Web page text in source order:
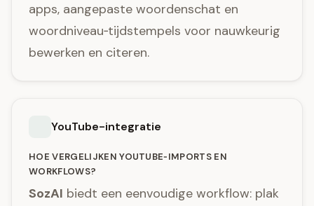
apps, aangepaste woordenschat en
woordniveau‑tijdstempels voor nauwkeurig
bewerken en citeren.
YouTube-integratie
HOE VERGELIJKEN YOUTUBE‑IMPORTS EN
WORKFLOWS?
SozAI biedt een eenvoudige workflow: plak